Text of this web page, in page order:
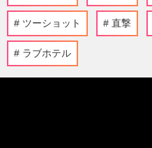
ツーショット 直撃
ラブホテル